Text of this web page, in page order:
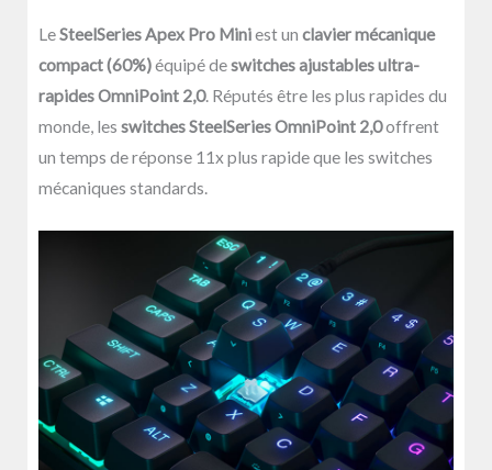
LeSteelSeries Apex Pro Miniest un clavier mécanique
compact (60%)équipé deswitches ajustables ultra-
rapides OmniPoint 2,0. Réputés être les plus rapides du
monde, les switches SteelSeries OmniPoint 2,0offrent
un temps de réponse 11x plus rapide que les switches
mécaniques standards.